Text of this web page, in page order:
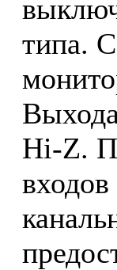
типа.
Hi-Z.